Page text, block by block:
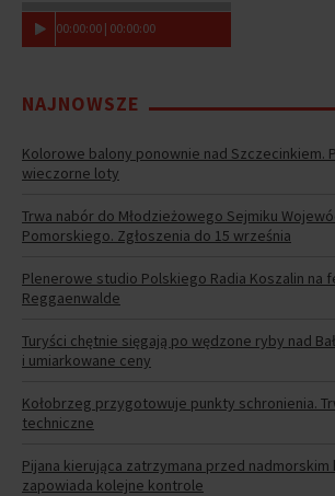
00:00:00 | 00:00:00
NAJNOWSZE
Kolorowe balony ponownie nad Szczecinkiem.
wieczorne loty
Trwa nabór do Młodzieżowego Sejmiku
Pomorskiego. Zgłoszenia do 15 września
Plenerowe studio Polskiego Radia Koszalin na
Reggaenwalde
Turyści chętnie sięgają po wędzone ryby nad
i umiarkowane ceny
Kołobrzeg przygotowuje punkty schronienia.
techniczne
Pijana kierująca zatrzymana przed
zapowiada kolejne kontrole